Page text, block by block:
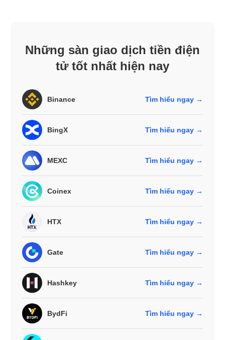
Những sàn giao dịch tiền điện
tử tốt nhất hiện nay
Binance Tìm hiểu ngay →
BingX Tìm hiểu ngay →
MEXC Tìm hiểu ngay →
Coinex Tìm hiểu ngay →
HTX Tìm hiểu ngay →
Gate Tìm hiểu ngay →
Hashkey Tìm hiểu ngay →
BydFi Tìm hiểu ngay →